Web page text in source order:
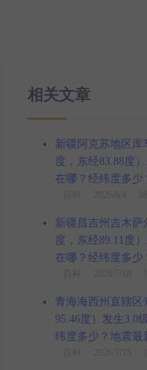
相关文章
新疆阿克苏地区库
度，东经83.88度
在哪？经纬度多少
新疆昌吉州吉木萨
度，东经89.11度
在哪？经纬度多少
青海海西州直辖区
95.46度）发生3.0
纬度多少？地震最